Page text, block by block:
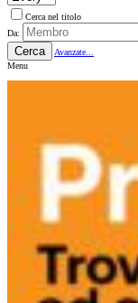
Cerca nel titolo
Da:
Cerca
Avanzate...
Menu